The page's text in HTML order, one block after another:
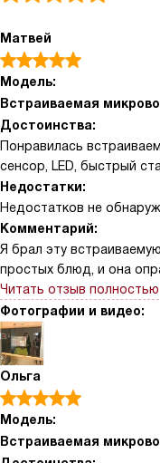
Матвей
Модель:
Встраиваемая
Достоинства:
Понравилась
сенсор, LED, быстрый
Недостатки:
Недостатков не
Комментарий:
Я брал эту
простых блюд, и она
строгий и сдержанный,
боковая панель
промахивается даже с
кнопок понятен на
показывает время, а
процесс готовки.
цепляет пятна, легко
17 литров хватает для
поддон 27,2 см
Читать отзыв полностью
Фотографии и видео:
Ольга
Модель:
Встраиваемая